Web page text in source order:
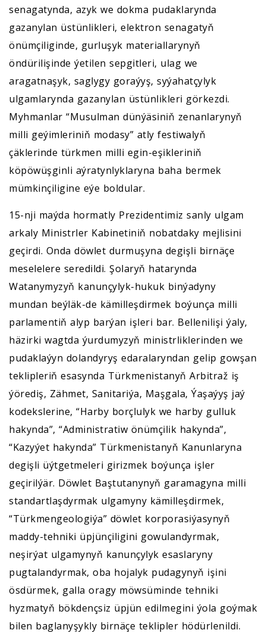
senagatynda, azyk we dokma pudaklarynda
gazanylan üstünlikleri, elektron senagatyň
önümçiliginde, gurluşyk materiallarynyň
öndürilişinde ýetilen sepgitleri, ulag we
aragatnaşyk, saglygy goraýyş, syýahatçylyk
ulgamlarynda gazanylan üstünlikleri görkezdi.
Myhmanlar “Musulman dünýäsiniň zenanlarynyň
milli geýimleriniň modasy” atly festiwalyň
çäklerinde türkmen milli egin-eşikleriniň
köpöwüşginli aýratynlyklaryna baha bermek
mümkinçiligine eýe boldular.
15-nji maýda hormatly Prezidentimiz sanly ulgam
arkaly Ministrler Kabinetiniň nobatdaky mejlisini
geçirdi. Onda döwlet durmuşyna degişli birnäçe
meselelere seredildi. Şolaryň hatarynda
Watanymyzyň kanunçylyk-hukuk binýadyny
mundan beýläk-de kämilleşdirmek boýunça milli
parlamentiň alyp barýan işleri bar. Bellenilişi ýaly,
häzirki wagtda ýurdumyzyň ministrliklerinden we
pudaklaýyn dolandyryş edaralaryndan gelip gowşan
teklipleriň esasynda Türkmenistanyň Arbitraž iş
ýörediş, Zähmet, Sanitariýa, Maşgala, Ýaşaýyş jaý
kodekslerine, “Harby borçlulyk we harby gulluk
hakynda”, “Administratiw önümçilik hakynda”,
“Kazyýet hakynda” Türkmenistanyň Kanunlaryna
degişli üýtgetmeleri girizmek boýunça işler
geçirilýär. Döwlet Baştutanynyň garamagyna milli
standartlaşdyrmak ulgamyny kämilleşdirmek,
“Türkmengeologiýa” döwlet korporasiýasynyň
maddy-tehniki üpjünçiligini gowulandyrmak,
neşirýat ulgamynyň kanunçylyk esaslaryny
pugtalandyrmak, oba hojalyk pudagynyň işini
ösdürmek, galla oragy möwsüminde tehniki
hyzmatyň bökdençsiz üpjün edilmegini ýola goýmak
bilen baglanyşykly birnäçe teklipler hödürlenildi.